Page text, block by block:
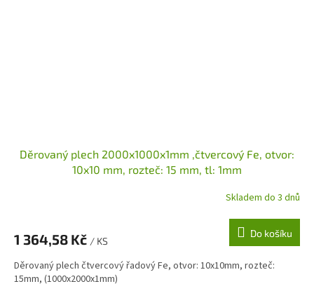
Děrovaný plech 2000x1000x1mm ,čtvercový Fe, otvor:
10x10 mm, rozteč: 15 mm, tl: 1mm
Skladem do 3 dnů
1 364,58 Kč / KS
Do košíku
Děrovaný plech čtvercový řadový Fe, otvor: 10x10mm, rozteč:
15mm, (1000x2000x1mm)